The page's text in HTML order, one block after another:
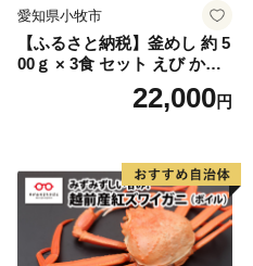
愛知県小牧市
【ふるさと納税】釜めし 約 5
00ｇ × 3食 セット えび かに
海のめぐみ 老舗 急速冷凍 レ
ンチン 時短 簡単調理 食品 加
せグルメ 愛知県 小牧市 送料
無料
22,000円